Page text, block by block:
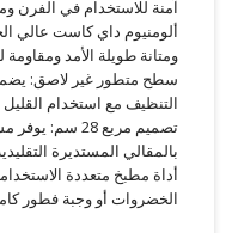
آمنة للاستخدام في الفرن
ألومنيوم داي كاست عالي
ومتانة طويلة الأمد ومقاومة
سطح متطور غير لاصق:
التنظيف مع استخدام
تصميم مربع 28
بالمقالي المستديرة
أداة مطبخ متعددة
الخضروات أو وجبة فطور